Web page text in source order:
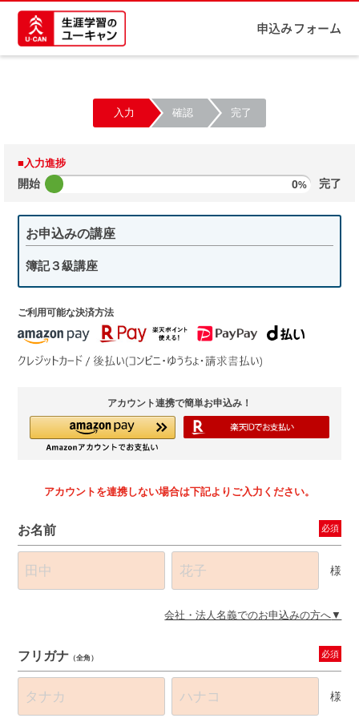
申込みフォーム
入力 確認 完了
■入力進捗
開始 0% 完了
ご利用可能な決済方法
アカウント連携で簡単お申込み！
アカウントを連携しない場合は下記よりご入力ください。
お申込みの講座
簿記３級講座
お名前 必須
様
会社・法人名義でのお申込みの方へ
フリガナ （全角） 必須
様